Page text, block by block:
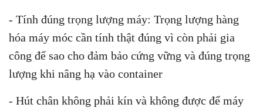
- Tính đúng trọng lượng máy: Trọng lượng hàng
hóa máy móc cần tính thật đúng vì còn phải gia
công đế sao cho đảm bảo cứng vững và đúng trọng
lượng khi nâng hạ vào container
- Hút chân không phải kín và không được để máy